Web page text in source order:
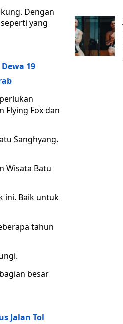
Dengan
yang
19
Flying Fox dan
Sanghyang.
Wisata Batu
ini. Baik untuk
tahun
besar
Jalan Tol